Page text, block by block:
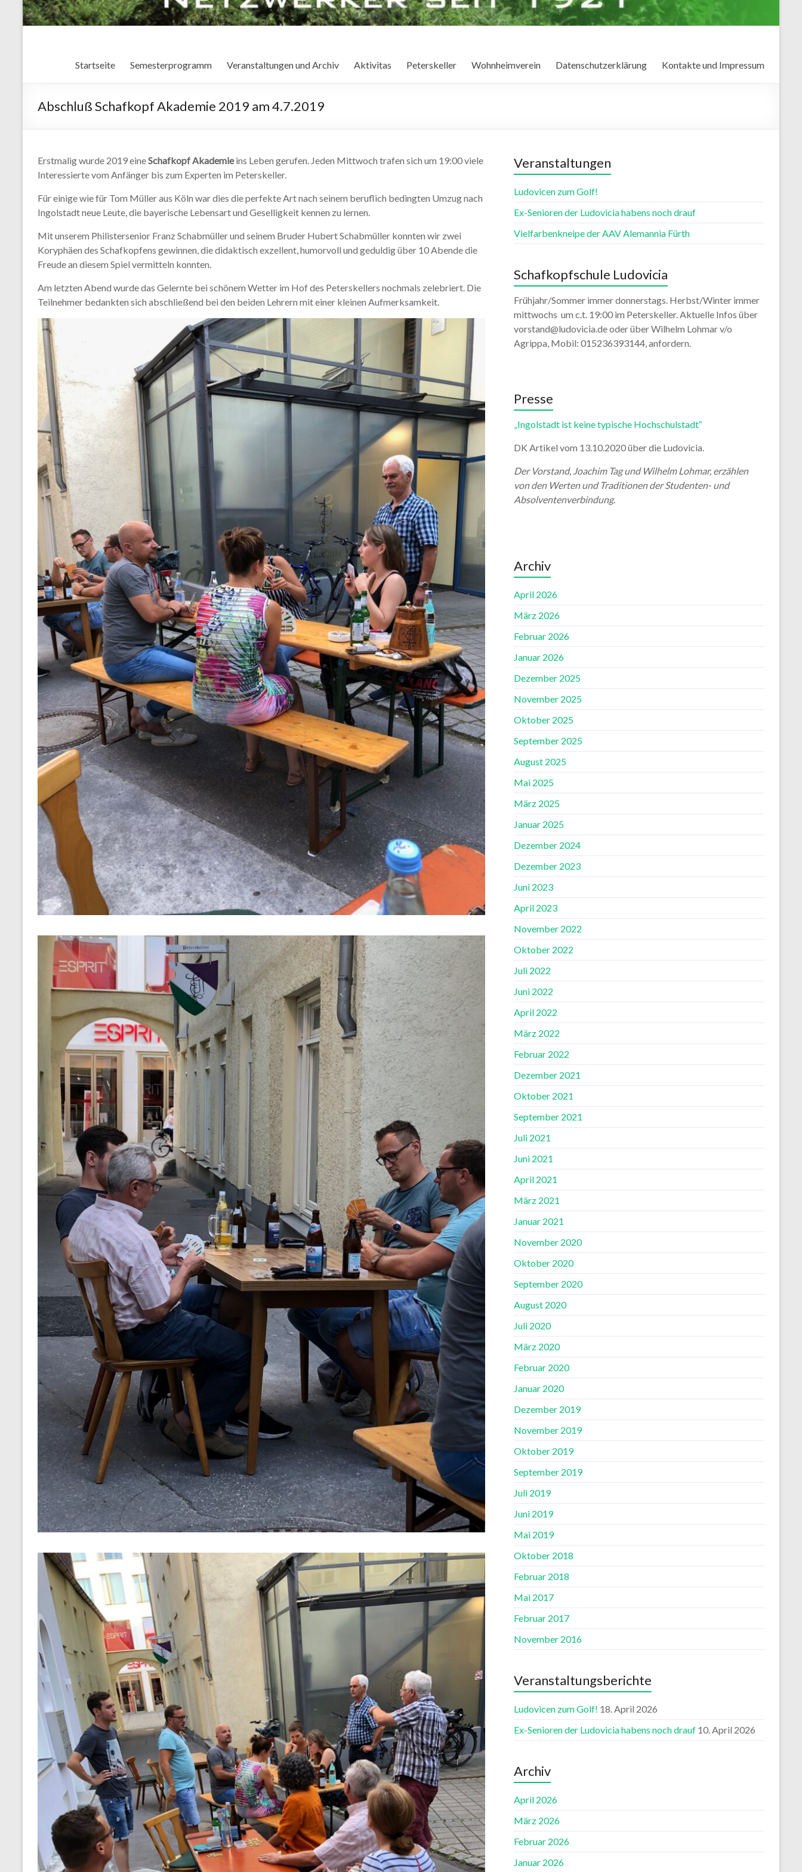
Startseite Semesterprogramm Veranstaltungen und Archiv Aktivitas Peterskeller Wohnheimverein Datenschutzerklärung Kontakte und Impressum
Abschluß Schafkopf Akademie 2019 am 4.7.2019
Erstmalig wurde 2019 eineSchafkopf Akademieins Leben gerufen. Jeden Mittwoch trafen sich um 19:00 viele
Interessierte vom Anfänger bis zum Experten im Peterskeller.
Für einige wie für Tom Müller aus Köln war dies die perfekte Art nach seinem beruflich bedingten Umzug nach
Ingolstadt neue Leute, die bayerische Lebensart und Geselligkeit kennen zu lernen.
Mit unserem Philistersenior Franz Schabmüller und seinem Bruder Hubert Schabmüller konnten wir zwei
Koryphäen des Schafkopfens gewinnen, die didaktisch exzellent, humorvoll und geduldig über 10 Abende die
Freude an diesem Spiel vermitteln konnten.
Am letzten Abend wurde das Gelernte bei schönem Wetter im Hof des Peterskellers nochmals zelebriert. Die
Teilnehmer bedankten sich abschließend bei den beiden Lehrern mit einer kleinen Aufmerksamkeit.
Veranstaltungen
Ludovicen zum Golf!
Ex-Senioren der Ludovicia habens noch drauf
Vielfarbenkneipe der AAV Alemannia Fürth
Schafkopfschule Ludovicia
Frühjahr/Sommer immer donnerstags. Herbst/Winter immer
mittwochs um c.t. 19:00 im Peterskeller. Aktuelle Infos über
vorstand@ludovicia.de oder über Wilhelm Lohmar v/o
Agrippa, Mobil: 015236393144, anfordern.
Presse
„Ingolstadt ist keine typische Hochschulstadt“
DK Artikel vom 13.10.2020 über die Ludovicia.
Der Vorstand, Joachim Tag und Wilhelm Lohmar, erzählen
von den Werten und Traditionen der Studenten- und
Absolventenverbindung.
Archiv
April 2026
März 2026
Februar 2026
Januar 2026
Dezember 2025
November 2025
Oktober 2025
September 2025
August 2025
Mai 2025
März 2025
Januar 2025
Dezember 2024
Dezember 2023
Juni 2023
April 2023
November 2022
Oktober 2022
Juli 2022
Juni 2022
April 2022
März 2022
Februar 2022
Dezember 2021
Oktober 2021
September 2021
Juli 2021
Juni 2021
April 2021
März 2021
Januar 2021
November 2020
Oktober 2020
September 2020
August 2020
Juli 2020
März 2020
Februar 2020
Januar 2020
Dezember 2019
November 2019
Oktober 2019
September 2019
Juli 2019
Juni 2019
Mai 2019
Oktober 2018
Februar 2018
Mai 2017
Februar 2017
November 2016
Veranstaltungsberichte
Ludovicen zum Golf! 18. April 2026
Ex-Senioren der Ludovicia habens noch drauf 10. April 2026
Archiv
April 2026
März 2026
Februar 2026
Januar 2026